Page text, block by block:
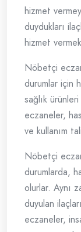
hizmet
duydukları
hizmet
Nöbetçi
durumlar için
sağlık
eczaneler,
ve kullanım
Nöbetçi
durumlarda,
olurlar. Aynı
duyulan
eczaneler,